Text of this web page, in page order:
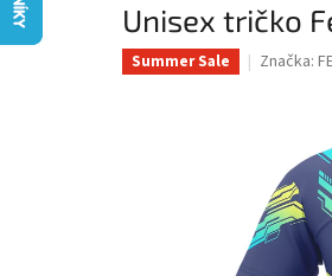
Unisex tričko
Summer Sale Značka: